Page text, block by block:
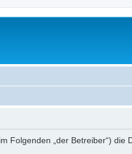
Folgenden „der Betreiber“) die